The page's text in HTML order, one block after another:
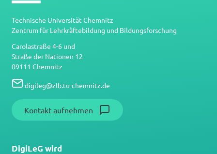
Technische Universität Chemnitz
Zentrum für Lehrkräftebildung und Bildungsforschung
Carolastraße 4-6 und
Straße der Nationen 12
09111 Chemnitz
digileg@zlb.tu-chemnitz.de
Kontakt aufnehmen
DigiLeG wird